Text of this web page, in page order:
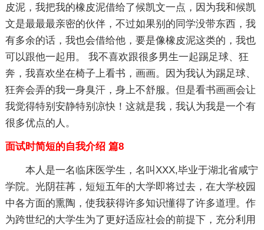
皮泥，我把我的橡皮泥借给了候凯文一点，因为我和候凯
文是最最最亲密的伙伴，不过如果别的同学没带东西，我
有多余的话，我也会借给他，要是像橡皮泥这类的，我也
可以跟他一起用。 我不喜欢跟很多男生一起踢足球、狂
奔，我喜欢坐在椅子上看书，画画。因为我认为踢足球、
狂奔会弄的我一身臭汗，身上不舒服。但是看书画画会让
我觉得特别安静特别凉快！这就是我，我认为我是一个有
很多优点的人。
面试时简短的自我介绍 篇8
本人是一名临床医学生，名叫XXX,毕业于湖北省咸宁
学院。光阴荏苒，短短五年的大学即将过去，在大学校园
中各方面的熏陶，使我获得许多知识懂得了许多道理。作
为跨世纪的大学生为了更好适应社会的前提下，充分利用